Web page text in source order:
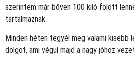
szerintem már bőven 100 kiló fölött
tartalmaznak.
Minden héten tegyél meg valami kisebb
dolgot, ami végül majd a nagy jóhoz